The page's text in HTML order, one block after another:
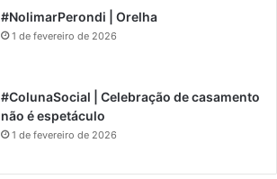
#NolimarPerondi | Orelha
1 de fevereiro de 2026
#ColunaSocial | Celebração de casamento
não é espetáculo
1 de fevereiro de 2026